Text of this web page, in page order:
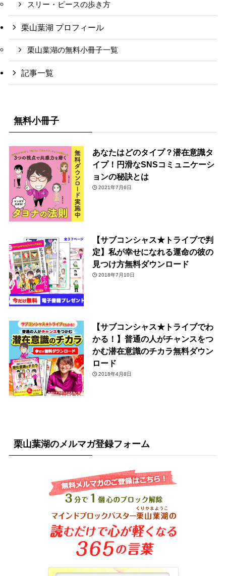
スリー・ピースの歩き方
栗山葉湖 プロフィール
栗山葉湖の無料小冊子一覧
記事一覧
無料小冊子
あなたはどのタイプ？潜在意識タ
イプ！円滑なSNSコミュニケーシ
ョンの秘訣とは
2021年7月6日
【サブコンシャス★トライブで判
定】私が幸せになれる運命の彼の
見つけ方無料ダウンロード
2018年7月10日
【サブコンシャス★トライブでわ
かる！】普通の人がチャンスをつ
かむ潜在意識のチカラ無料ダウン
ロード
2018年4月8日
栗山葉湖のメルマガ登録フォーム